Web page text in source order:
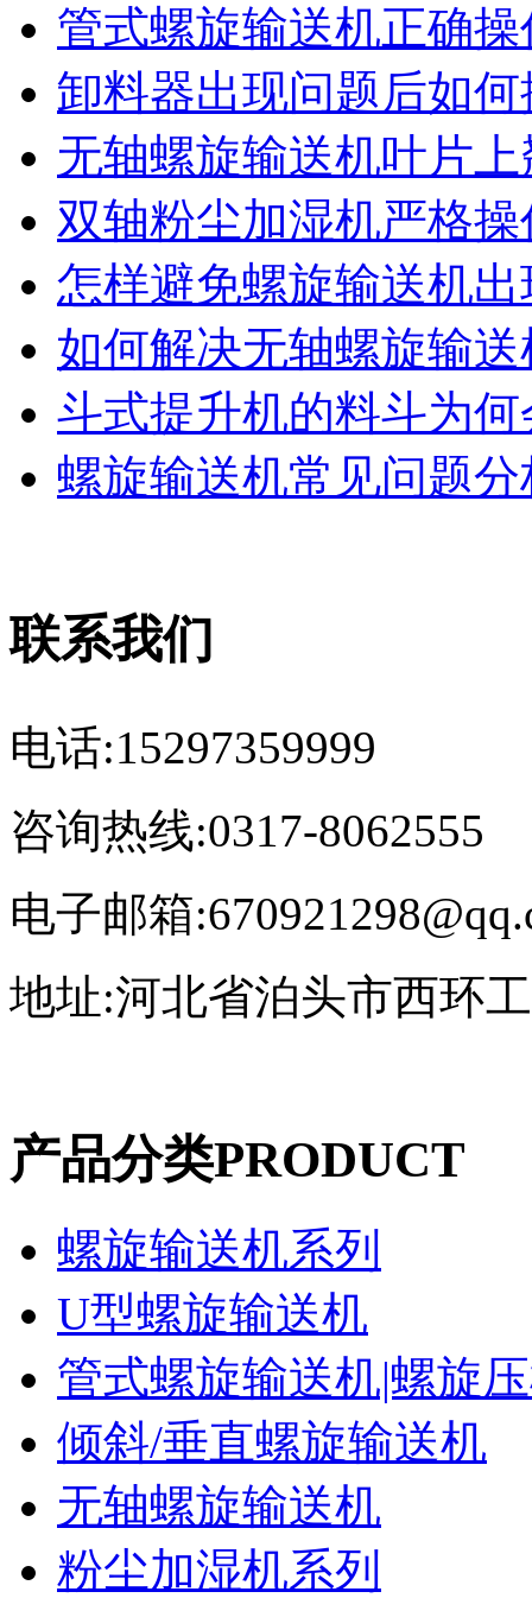
管式螺旋输送机正确
卸料器出现问题后如何
无轴螺旋输送机叶片
双轴粉尘加湿机严格操
怎样避免螺旋输送机
如何解决无轴螺旋输
斗式提升机的料斗为
螺旋输送机常见问题
联系我们
电话:15297359999
咨询热线:0317-8062555
电子邮箱
地址:河北省泊头市西环
产品分类PRODUCT
螺旋输送机系列
U型螺旋输送机
管式螺旋输送机|螺旋
倾斜/垂直螺旋输送机
无轴螺旋输送机
粉尘加湿机系列